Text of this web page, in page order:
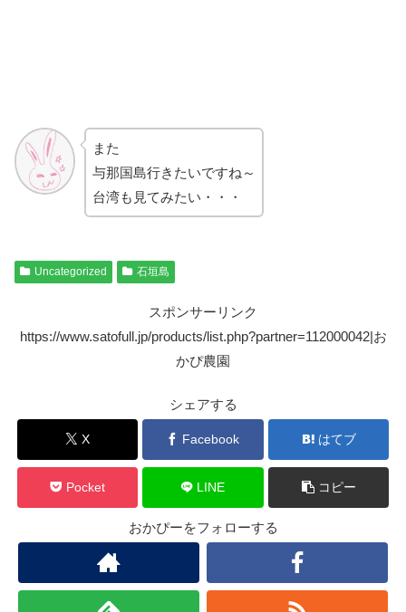
また
与那国島行きたいですね～
台湾も見てみたい・・・
Uncategorized 石垣島
スポンサーリンク
https://www.satofull.jp/products/list.php?partner=112000042|お
かぴ農園
シェアする
X Facebook はてブ
Pocket LINE コピー
おかぴーをフォローする